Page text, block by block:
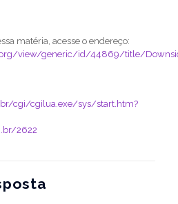
matéria, acesse o endereço:
view/generic/id/44869/title/
cgi/cgilua.exe/sys/start.htm?
2622